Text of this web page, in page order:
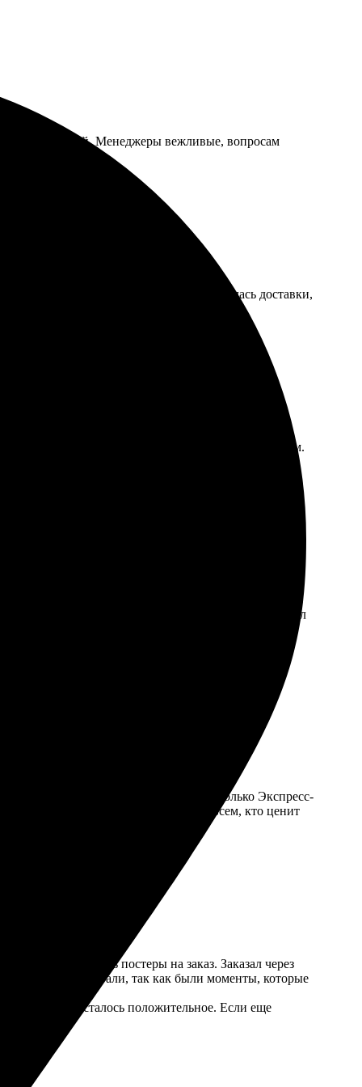
насыщенный. Менеджеры вежливые, вопросам
Сразу пришло подтверждение. Дождалась доставки,
свои фотографии, а потом общался с менеджером.
приятно удивило, цвета яркие и насыщенные.
формат, цвета и обрамление. Результат превзошел
ничего не повредилось.
помочь с выбором. Заказала несколько Экспресс-
мой интерьер. Рекомендую всем, кто ценит
сделать постеры на заказ. Заказал через
некоторые детали, так как были моменты, которые
осталось положительное. Если еще